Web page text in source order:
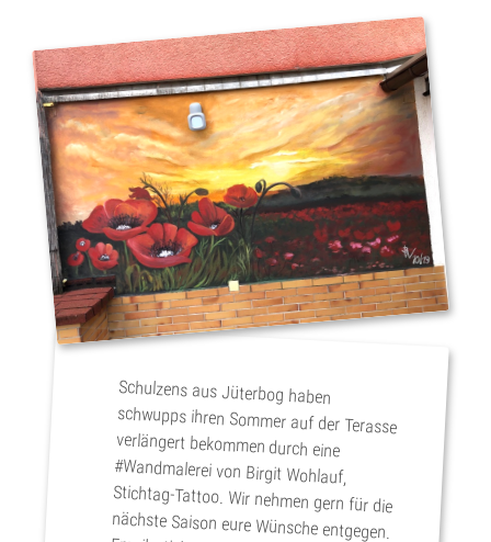
Schulzens aus Jüterbog haben
schwupps ihren Sommer auf der Terasse
verlängert bekommen durch eine
#Wandmalerei von Birgit Wohlauf,
Stichtag-Tattoo. Wir nehmen gern für die
nächste Saison eure Wünsche entgegen.